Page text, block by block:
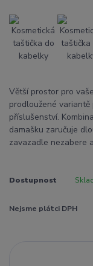
Větší prostor pro
prodloužené
příslušenství.
damašku zaručuje
zavazadle nezabere
Dostupnost
Nejsme plátci DPH